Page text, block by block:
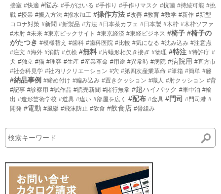
接室 #快適 #悩み #手がはいる #手作り #手作りマスク #抗菌 #持続可能 #挑
戦 #授業 #搬入方法 #撥水加工 #操作方法 #改善 #教育 #数学 #新作 #新型
コロナ対策 #新聞 #新製品 #方法 #日本茶カフェ #日本製 #木枠 #木枠ソファ
#木肘 #未来 #東京ビックサイト #東京経済 #東経ビジネス #椅子 #椅子の
がたつき #模様替え #歯科 #歯科医院 #比較 #気になる #沈み込み #注意点
#注文 #海外 #消防 #点検 #無料 #片蟻形相欠き接ぎ #物理 #特注 #特許庁 #
犬 #独立 #猫 #理容 #生産 #産業革命 #用途 #異常時 #病院 #病院用 #直方市
#社会科見学 #社内リクリエーション #穴 #第四次産業革命 #筆箱 #簡単 #籐
#納品事例 #締め付け #編み込み #置きクッション #職人 #肘クッション #背
#記事 #診察用 #試作品 #読売新聞 #諸行無常 #超ハイバック #車中泊 #輸
出 #造形芸術学校 #道具 #違い #部屋を広く #配布 #金具 #門司 #門司港 #
開発 #電動 #風樂 #飛沫防止 #飲食 #飲食店 #骨組み